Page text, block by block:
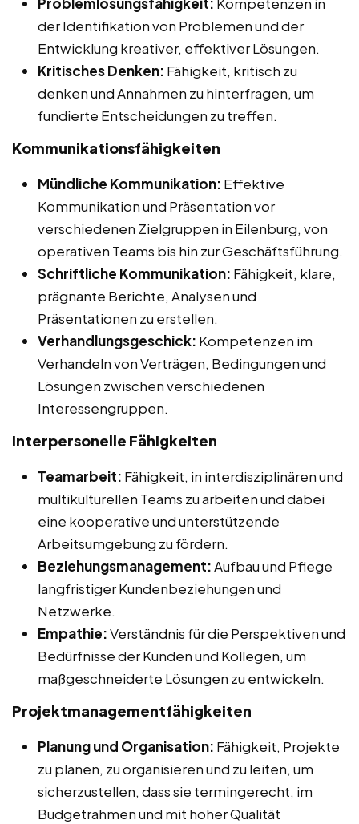
der Identifikation von Problemen und der
Entwicklung kreativer, effektiver Lösungen.
Kritisches Denken: Fähigkeit, kritisch zu
denken und Annahmen zu hinterfragen, um
fundierte Entscheidungen zu treffen.
Kommunikationsfähigkeiten
Mündliche Kommunikation: Effektive
Kommunikation und Präsentation vor
verschiedenen Zielgruppen in Eilenburg, von
operativen Teams bis hin zur Geschäftsführung.
Schriftliche Kommunikation: Fähigkeit, klare,
prägnante Berichte, Analysen und
Präsentationen zu erstellen.
Verhandlungsgeschick: Kompetenzen im
Verhandeln von Verträgen, Bedingungen und
Lösungen zwischen verschiedenen
Interessengruppen.
Interpersonelle Fähigkeiten
Teamarbeit: Fähigkeit, in interdisziplinären und
multikulturellen Teams zu arbeiten und dabei
eine kooperative und unterstützende
Arbeitsumgebung zu fördern.
Beziehungsmanagement:Aufbau und Pflege
langfristiger Kundenbeziehungen und
Netzwerke.
Empathie:Verständnis für die Perspektiven und
Bedürfnisse der Kunden und Kollegen, um
maßgeschneiderte Lösungen zu entwickeln.
Projektmanagementfähigkeiten
Planung und Organisation: Fähigkeit, Projekte
zu planen, zu organisieren und zu leiten, um
sicherzustellen, dass sie termingerecht, im
Budgetrahmen und mit hoher Qualität